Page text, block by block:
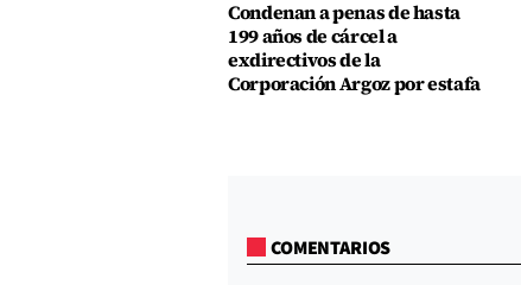
Condenan a penas de hasta
199 años de cárcel a
exdirectivos de la
Corporación Argoz por estafa
COMENTARIOS